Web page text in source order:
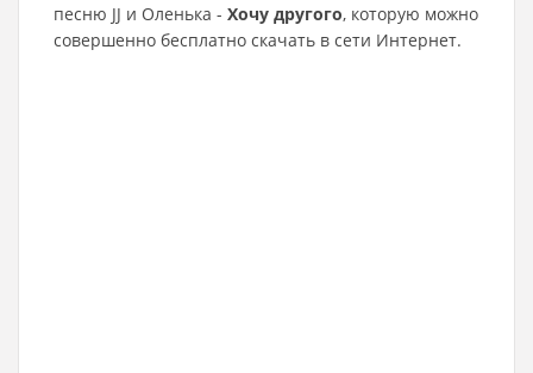
песню JJ и Оленька - Хочу другого, которую можно
совершенно бесплатно скачать в сети Интернет.